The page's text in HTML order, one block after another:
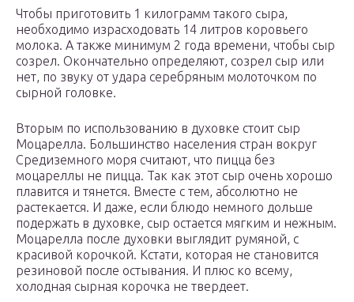
Чтобы приготовить 1 килограмм такого сыра,
необходимо израсходовать 14 литров коровьего
молока. А также минимум 2 года времени, чтобы сыр
созрел. Окончательно определяют, созрел сыр или
нет, по звуку от удара серебряным молоточком по
сырной головке.
Вторым по использованию в духовке стоит сыр
Моцарелла. Большинство населения стран вокруг
Средиземного моря считают, что пицца без
моцареллы не пицца. Так как этот сыр очень хорошо
плавится и тянется. Вместе с тем, абсолютно не
растекается. И даже, если блюдо немного дольше
подержать в духовке, сыр остается мягким и нежным.
Моцарелла после духовки выглядит румяной, с
красивой корочкой. Кстати, которая не становится
резиновой после остывания. И плюс ко всему,
холодная сырная корочка не твердеет.